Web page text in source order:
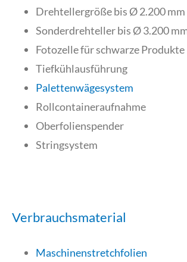
Drehtellergröße bis Ø 2.200 mm
Sonderdrehteller bis Ø 3.200
Fotozelle für schwarze Produkte
Tiefkühlausführung
Palettenwägesystem
Rollcontaineraufnahme
Oberfolienspender
Stringsystem
Verbrauchsmaterial
Maschinenstretchfolien